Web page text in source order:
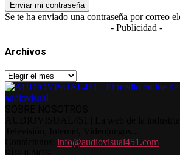
Se te ha enviado una contraseña por correo
- Publicidad -
Archivos
Archivos
info@audiovisual451.com